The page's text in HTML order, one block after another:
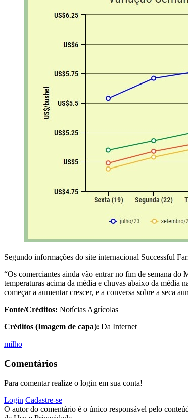
Segundo informações do site internacional Successful
“Os comerciantes ainda vão entrar no fim de semana do
temperaturas acima da média e chuvas abaixo da média
começar a aumentar crescer, e a conversa sobre a seca
Fonte/Créditos: Notícias Agrícolas
Créditos (Imagem de capa): Da Internet
milho
Comentários
Para comentar realize o login em sua conta!
Login Cadastre-se
O autor do comentário é o único responsável pelo